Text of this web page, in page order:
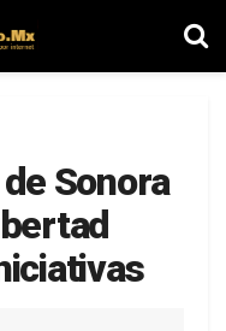
Sonora